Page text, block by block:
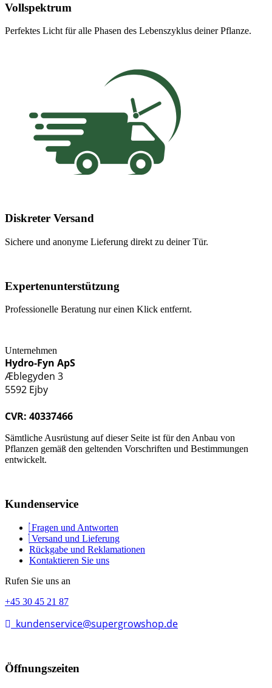
Vollspektrum
Perfektes Licht für alle Phasen des Lebenszyklus deiner Pflanze.
Diskreter Versand
Sichere und anonyme Lieferung direkt zu deiner Tür.
Expertenunterstützung
Professionelle Beratung nur einen Klick entfernt.
Unternehmen
Hydro-Fyn ApS
Æblegyden 3
5592 Ejby
CVR: 40337466
Sämtliche Ausrüstung auf dieser Seite ist für den Anbau von
Pflanzen gemäß den geltenden Vorschriften und Bestimmungen
entwickelt.
Kundenservice
Fragen und Antworten
Versand und Lieferung
Rückgabe und Reklamationen
Kontaktieren Sie uns
Rufen Sie uns an
+45 30 45 21 87
kundenservice@supergrowshop.de
Öffnungszeiten